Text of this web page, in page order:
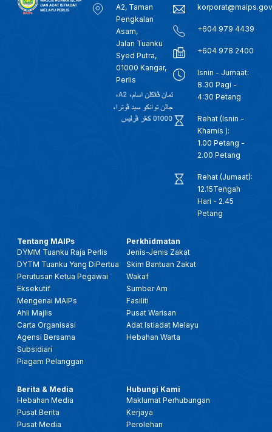
A2, Taman
Pengkalan
Asam,
Jalan Tuanku
Syed Putra,
01000 Kangar,
Perlis
+604 979 4439
+604 978 2400
Isnin - Jumaat:
8.30 Pagi -
4:30 Petang
Rehat (Isnin -
Khamis ):
1.00 Petang -
2.00 Petang
Rehat (Jumaat):
12.15Tengah
Hari - 2.45
Petang
Tentang MAIPs
DYMM Tuanku Raja Perlis
DYTM Tuanku Yang DiPertua
Perutusan Ketua Pegawai
Eksekutif
Mengenai MAIPs
Ahli Majlis
Carta Organisasi
Agensi Bersama
Subsidiari
Piagam Pelanggan
Perkhidmatan
Jenis-Jenis Zakat
Skim Bantuan Zakat
Wakaf
Sumber Am
Fasiliti
Pusat Warisan
Adat Istiadat Melayu
Hebahan Warta
Berita & Media
Hebahan Media
Pusat Berita
Pusat Media
Hubungi Kami
Maklumat Perhubungan
Kerjaya
Perolehan